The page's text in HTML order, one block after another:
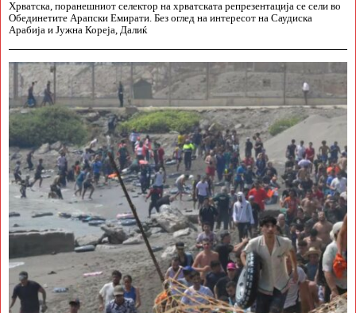
Хрватска, поранешниот селектор на хрватската репрезентација се сели во
Обединетите Арапски Емирати. Без оглед на интересот на Саудиска
Арабија и Јужна Кореја, Далиќ